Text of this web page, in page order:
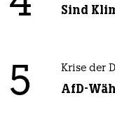
Sind
5 Krise der
AfD-